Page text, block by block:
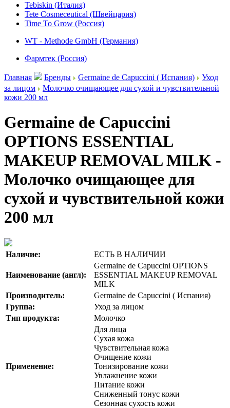
Tebiskin (Италия)
Tete Cosmeceutical (Швейцария)
Time To Grow (Россия)
WT - Methode GmbH (Германия)
Фармтек (Россия)
Главная Бренды Germaine de Capuccini ( Испания)
Уход
за лицом
Молочко очищающее для сухой и чувствительной
кожи 200 мл
Germaine de Capuccini
OPTIONS ESSENTIAL
MAKEUP REMOVAL MILK -
Молочко очищающее для
сухой и чувствительной кожи
200 мл
Наличие: ЕСТЬ В НАЛИЧИИ
Наименование (англ):
Germaine de Capuccini OPTIONS
ESSENTIAL MAKEUP REMOVAL
MILK
Производитель:
Germaine de Capuccini ( Испания)
Группа:
Уход за лицом
Тип продукта:
Молочко
Применение:
Для лица
Сухая кожа
Чувствительная кожа
Очищение кожи
Тонизирование кожи
Увлажнение кожи
Питание кожи
Сниженный тонус кожи
Сезонная сухость кожи